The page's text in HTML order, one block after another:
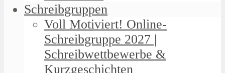
Schreibgruppen
Voll Motiviert! Online-
Schreibgruppe 2027 |
Schreibwettbewerbe &
Kurzgeschichten